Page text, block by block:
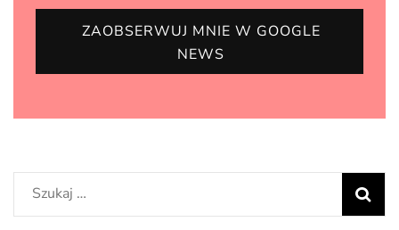
ZAOBSERWUJ MNIE W GOOGLE
NEWS
Szukaj: